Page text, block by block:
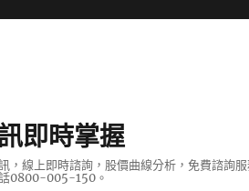
即時掌握
，線上即時諮詢，股價曲線分析，免費諮詢
0800-005-150。